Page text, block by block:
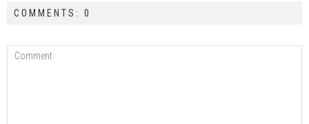
COMMENTS: 0